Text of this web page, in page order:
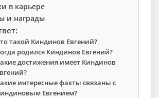
в карьере
и награды
такой Киндинов Евгений?
родился Киндинов Евгений?
достижения имеет Киндинов
интересные факты связаны с
Евгением?